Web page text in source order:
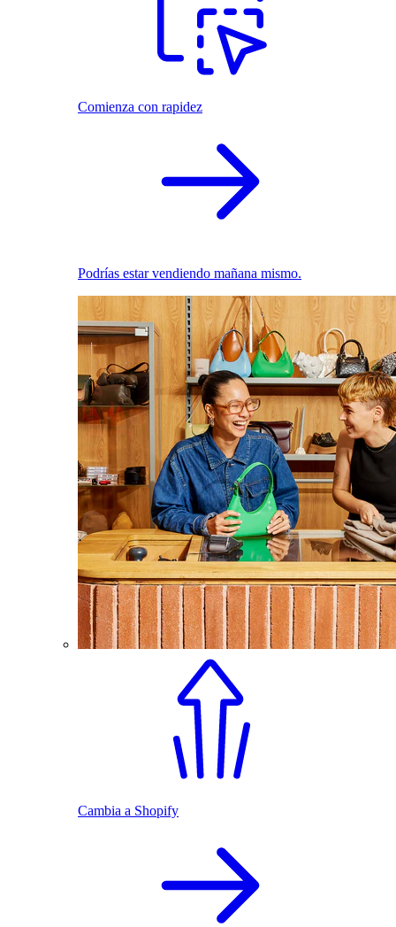
Comienza con rapidez
Podrías estar vendiendo mañana mismo.
Cambia a Shopify